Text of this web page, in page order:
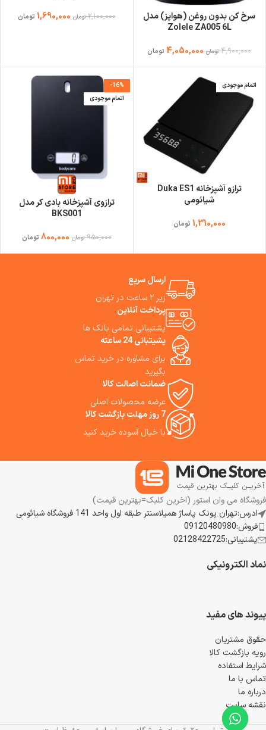
سرخ کن بدون روغن (هواپز) مدل
Zolele ZA005 6L
4,900,000 تومان 4,050,000 تومان
2,100,000 تومان 1,690,000 تومان
اتمام موجودی
ترازو آشپزخانه Duka ES1
شیائومی
1,310,000 تومان
-16%
اتمام موجودی
ترازوی آشپزخانه بادی کر مدل
BKS001
950,000 تومان 800,000 تومان
ارسال سریع
زیر ۲ ساعت در تهران
پرداخت آنلاین
پشتیبانی تمامی بانک ها
پشیتبانی 24 ساعته
برای مشاوره در خرید تماس
بگیرید
ضمانت اصالت کالا
عرضه محصولات اصلی
7 روز مهلت بازگشت کالا
با خیال آسوده خرید کنید
فروشگاه می وان استور (اخرین کلیک=بهترین قیمت)
ادرس:تهران پونک پاساژ همیلاسنتر طبقه اول واحد 141 فروشگاه شیائومی
فروش:09120480980
پشتیبانی:02128422725
نماد الکترونیکی
پیوند های مفید
حقوق مشتریان
رویه بازگشت کالا
شرایط استفاده
تماس با ما
درباره ما
نقشه سایت